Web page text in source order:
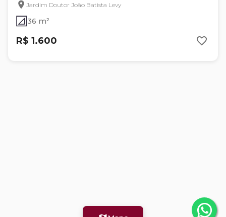
Jardim Doutor João Batista Levy
36 m²
R$ 1.600